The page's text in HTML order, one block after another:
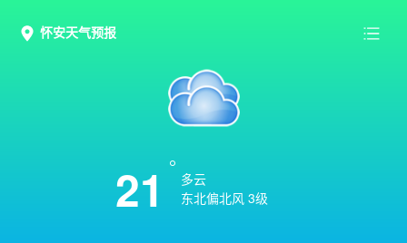
怀安天气预报
21
多云
东北偏北风 3级